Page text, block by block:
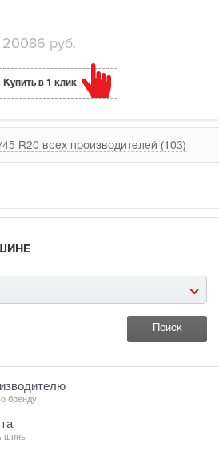
руб.
Купить в 1 клик
R20 всех производителей (103)
бренду
шины